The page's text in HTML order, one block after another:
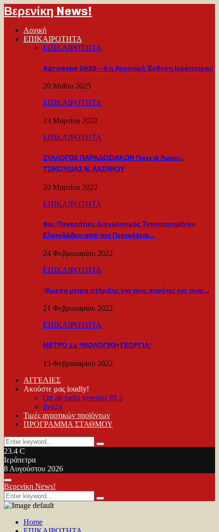
Βερενίκη News!
Αρχική
ΕΠΙΚΑΙΡΟΤΗΤΑ
ΕΠΙΚΑΙΡΟΤΗΤΑ
Agroexpo 2025 – 6 η Αγροτική Έκθεση Ιεράπετρας
20 Μαΐου 2025
ΕΠΙΚΑΙΡΟΤΗΤΑ
23 Μαρτίου 2022
ΕΠΙΚΑΙΡΟΤΗΤΑ
ΣΥΛΛΟΓΟΣ ΠΑΡΑΔΟΣΙΑΚΩΝ Παχειά Άμμος,
ΤΣΙΚΟΥΔΙΑΣ Ν. ΛΑΣΙΘΙΟΥ
20 Μαρτίου 2022
ΕΠΙΚΑΙΡΟΤΗΤΑ
8ος Παγκρήτιος Διαγωνισμός Τυποποιημένου
Ελαιολάδου από την Περιφέρεια…
24 Φεβρουαρίου 2022
ΕΠΙΚΑΙΡΟΤΗΤΑ
«Άμεσα μέτρα στήριξης για τους αγρότες και τους…
21 Φεβρουαρίου 2022
ΕΠΙΚΑΙΡΟΤΗΤΑ
ΜΕΤΡΟ 11 ‘ΒΙΟΛΟΓΙΚΗ ΓΕΩΡΓΙΑ’
15 Φεβρουαρίου 2022
ΑΓΓΕΛΙΕΣ
Ακούστε μας loudly!
On air radio vereniki 89.5
live24
Τιμές αγροτικών προϊόντων
ΠΡΟΓΡΑΜΜΑ ΣΤΑΘΜΟΥ
Search
for:
Search
23.4 C
Ιεράπετρα
8 Αυγούστου 2026
Facebook
Twitter
Youtube
Primary
Menu
Βερενίκη News!
Search
for:
Search
Home